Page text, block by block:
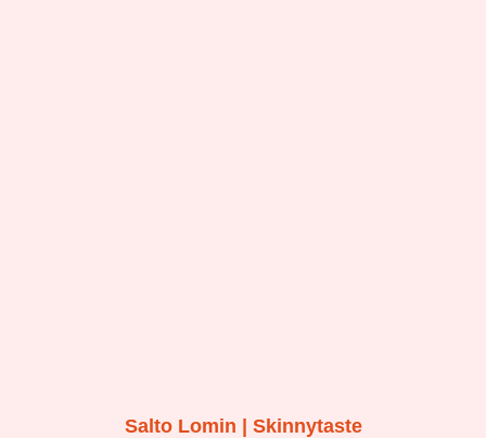
Salto Lomin | Skinnytaste